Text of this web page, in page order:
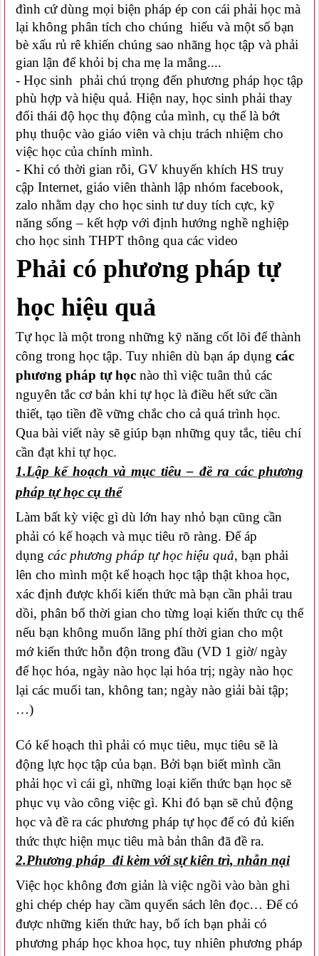
đình cứ dùng mọi biện pháp ép con cái phải học mà
lại không phân tích cho chúng hiểu và một số bạn
bè xấu rủ rê khiến chúng sao nhãng học tập và phải
gian lận để khỏi bị cha mẹ la mắng....
- Học sinh phải chú trọng đến phương pháp học tập
phù hợp và hiệu quả. Hiện nay, học sinh phải thay
đổi thái độ học thụ động của mình, cụ thể là bớt
phụ thuộc vào giáo viên và chịu trách nhiệm cho
việc học của chính mình.
- Khi có thời gian rỗi, GV khuyến khích HS truy
cập Internet, giáo viên thành lập nhóm facebook,
zalo nhằm dạy cho học sinh tư duy tích cực, kỹ
năng sống – kết hợp với định hướng nghề nghiệp
cho học sinh THPT thông qua các video
Phải có phương pháp tự
học hiệu quả
Tự học là một trong những kỹ năng cốt lõi để thành
công trong học tập. Tuy nhiên dù bạn áp dụng các
phương pháp tự học nào thì việc tuân thủ các
nguyên tắc cơ bản khi tự học là điều hết sức cần
thiết, tạo tiền đề vững chắc cho cả quá trình học.
Qua bài viết này sẽ giúp bạn những quy tắc, tiêu chí
cần đạt khi tự học.
1.Lập kế hoạch và mục tiêu – đề ra các phương
pháp tự học cụ thể
Làm bất kỳ việc gì dù lớn hay nhỏ bạn cũng cần
phải có kế hoạch và mục tiêu rõ ràng. Để áp
dụng các phương pháp tự học hiệu quả, bạn phải
lên cho mình một kế hoạch học tập thật khoa học,
xác định được khối kiến thức mà bạn cần phải trau
dồi, phân bổ thời gian cho từng loại kiến thức cụ thể
nếu bạn không muốn lãng phí thời gian cho một
mớ kiến thức hỗn độn trong đầu (VD 1 giờ/ ngày
để học hóa, ngày nào học lại hóa trị; ngày nào học
lại các muối tan, không tan; ngày nào giải bài tập;
…)
Có kế hoạch thì phải có mục tiêu, mục tiêu sẽ là
động lực học tập của bạn. Bởi bạn biết mình cần
phải học vì cái gì, những loại kiến thức bạn học sẽ
phục vụ vào công việc gì. Khi đó bạn sẽ chủ động
học và đề ra các phương pháp tự học để có đủ kiến
thức thực hiện mục tiêu mà bản thân đã đề ra.
2.Phương pháp đi kèm với sự kiên trì, nhẫn nại
Việc học không đơn giản là việc ngồi vào bàn ghi
ghi chép chép hay cầm quyển sách lên đọc… Để có
được những kiến thức hay, bổ ích bạn phải có
phương pháp học khoa học, tuy nhiên phương pháp